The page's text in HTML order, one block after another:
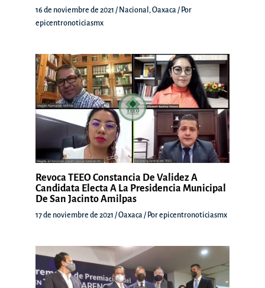
16 de noviembre de 2021 / Nacional , Oaxaca / Por
epicentronoticiasmx
Revoca TEEO Constancia De Validez A
Candidata Electa A La Presidencia Municipal
De San Jacinto Amilpas
17 de noviembre de 2021 /Oaxaca / Porepicentronoticiasmx